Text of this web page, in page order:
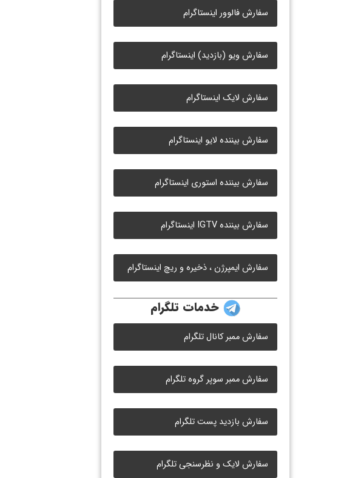
سفارش فالوور اینستاگرام
سفارش ویو (بازدید) اینستاگرام
سفارش لایک اینستاگرام
سفارش بیننده لایو اینستاگرام
سفارش بیننده استوری اینستاگرام
سفارش بیننده IGTV اینستاگرام
سفارش ایمپرژن ، ذخیره و ریچ اینستاگرام
خدمات تلگرام
سفارش ممبر کانال تلگرام
سفارش ممبر سوپر گروه تلگرام
سفارش بازدید پست تلگرام
سفارش لایک و نظرسنجی تلگرام